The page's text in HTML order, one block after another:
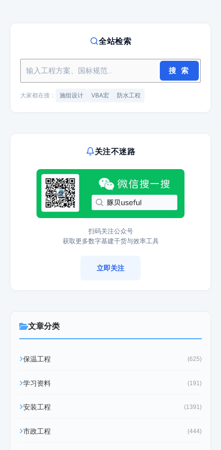
全站检索
搜 索
大家都在搜： 施组设计 VBA宏 防水工程
关注不迷路
扫码关注公众号
获取更多数字基建干货与效率工具
立即关注
文章分类
保温工程 (625)
学习资料 (191)
安装工程 (1391)
市政工程 (444)